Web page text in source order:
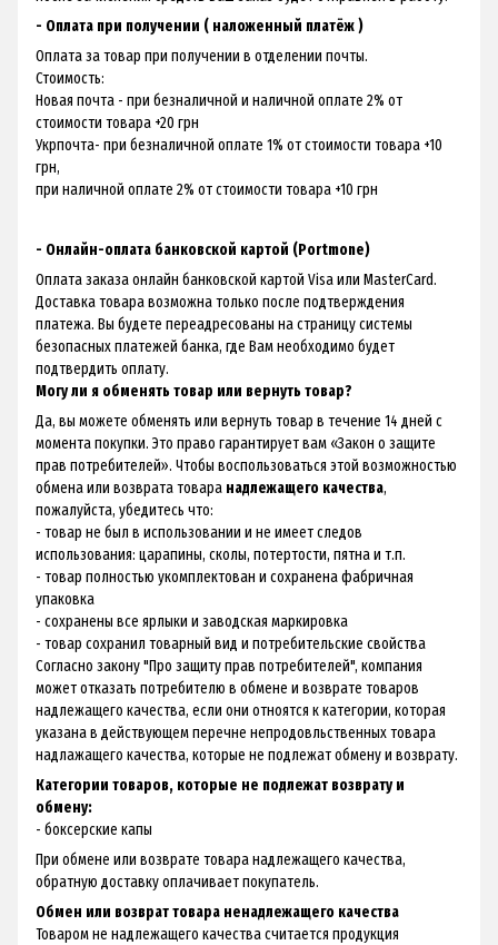
- Оплата при получении ( наложенный платёж )
Оплата за товар при получении в отделении почты.
Стоимость:
Новая почта - при безналичной и наличной оплате 2% от
стоимости товара +20 грн
Укрпочта- при безналичной оплате 1% от стоимости товара +10
грн,
при наличной оплате 2% от стоимости товара +10 грн
- Онлайн-оплата банковской картой (Portmone)
Оплата заказа онлайн банковской картой Visa или MasterCard.
Доставка товара возможна только после подтверждения
платежа. Вы будете переадресованы на страницу системы
безопасных платежей банка, где Вам необходимо будет
подтвердить оплату.
Могу ли я обменять товар или вернуть товар?
Да, вы можете обменять или вернуть товар в течение 14 дней с
момента покупки. Это право гарантирует вам «Закон о защите
прав потребителей». Чтобы воспользоваться этой возможностью
обмена или возврата товара надлежащего качества,
пожалуйста, убедитесь что:
- товар не был в использовании и не имеет следов
использования: царапины, сколы, потертости, пятна и т.п.
- товар полностью укомплектован и сохранена фабричная
упаковка
- сохранены все ярлыки и заводская маркировка
- товар сохранил товарный вид и потребительские свойства
Согласно закону "Про защиту прав потребителей", компания
может отказать потребителю в обмене и возврате товаров
надлежащего качества, если они отноятся к категории, которая
указана в действующем перечне непродовльственных товара
надлажащего качества, которые не подлежат обмену и возврату.
Категории товаров, которые не подлежат возврату и
обмену:
- боксерские капы
При обмене или возврате товара надлежащего качества,
обратную доставку оплачивает покупатель.
Обмен или возврат товара ненадлежащего качества
Товаром не надлежащего качества считается продукция